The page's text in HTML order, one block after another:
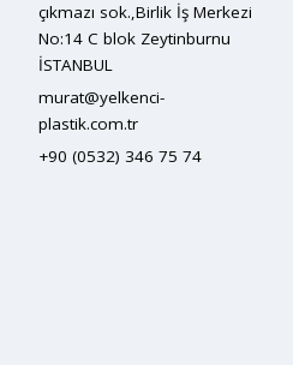
çıkmazı sok.,Birlik İş Merkezi
No:14 C blok Zeytinburnu
İSTANBUL
murat@yelkenci-
plastik.com.tr
+90 (0532) 346 75 74